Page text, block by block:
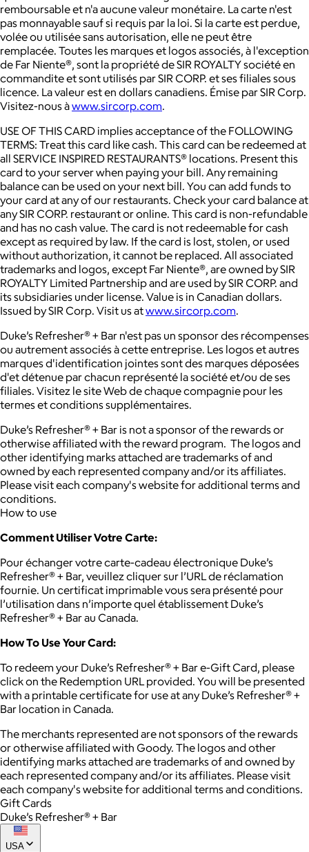
remboursable et n'a aucune valeur monétaire. La carte n'est
pas monnayable sauf si requis par la loi. Si la carte est perdue,
volée ou utilisée sans autorisation, elle ne peut être
remplacée. Toutes les marques et logos associés, à l'exception
de Far Niente®, sont la propriété de SIR ROYALTY société en
commandite et sont utilisés par SIR CORP. et ses filiales sous
licence. La valeur est en dollars canadiens. Émise par SIR Corp.
Visitez-nous àwww.sircorp.com.
USE OF THIS CARD implies acceptance of the FOLLOWING
TERMS: Treat this card like cash. This card can be redeemed at
all SERVICE INSPIRED RESTAURANTS® locations. Present this
card to your server when paying your bill. Any remaining
balance can be used on your next bill. You can add funds to
your card at any of our restaurants. Check your card balance at
any SIR CORP. restaurant or online. This card is non-refundable
and has no cash value. The card is not redeemable for cash
except as required by law. If the card is lost, stolen, or used
without authorization, it cannot be replaced. All associated
trademarks and logos, except Far Niente®, are owned by SIR
ROYALTY Limited Partnership and are used by SIR CORP. and
its subsidiaries under license. Value is in Canadian dollars.
Issued by SIR Corp. Visit us atwww.sircorp.com.
Duke’s Refresher® + Bar n'est pas un sponsor des récompenses
ou autrement associés à cette entreprise. Les logos et autres
marques d'identification jointes sont des marques déposées
d'et détenue par chacun représenté la société et/ou de ses
filiales. Visitez le site Web de chaque compagnie pour les
termes et conditions supplémentaires.
Duke’s Refresher® + Bar is not a sponsor of the rewards or
otherwise affiliated with the reward program. The logos and
other identifying marks attached are trademarks of and
owned by each represented company and/or its affiliates.
Please visit each company's website for additional terms and
conditions.
How to use
Comment Utiliser Votre Carte:
Pour échanger votre carte-cadeau électronique Duke’s
Refresher® + Bar, veuillez cliquer sur l’URL de réclamation
fournie. Un certificat imprimable vous sera présenté pour
l’utilisation dans n’importe quel établissement Duke’s
Refresher® + Bar au Canada.
How To Use Your Card:
To redeem your Duke’s Refresher® + Bar e-Gift Card, please
click on the Redemption URL provided. You will be presented
with a printable certificate for use at any Duke’s Refresher® +
Bar location in Canada.
The merchants represented are not sponsors of the rewards
or otherwise affiliated with Goody. The logos and other
identifying marks attached are trademarks of and owned by
each represented company and/or its affiliates. Please visit
each company's website for additional terms and conditions.
Gift Cards
Duke’s Refresher® + Bar
USA